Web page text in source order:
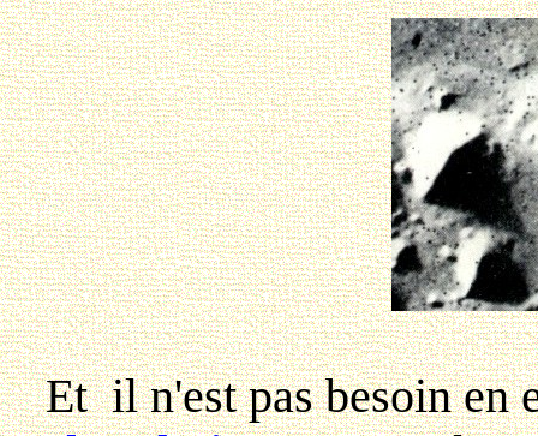
Et il n'est pas besoin en